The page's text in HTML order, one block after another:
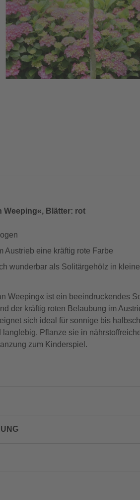
Weeping«, Blätter: rot
Austrieb eine kräftig rote Farbe
wunderbar als Solitärgehölz in
Weeping« ist ein beeindruckendes
der kräftig roten Belaubung im
sich ideal für sonnige bis
Pflanze sie in
zum Kinderspiel.